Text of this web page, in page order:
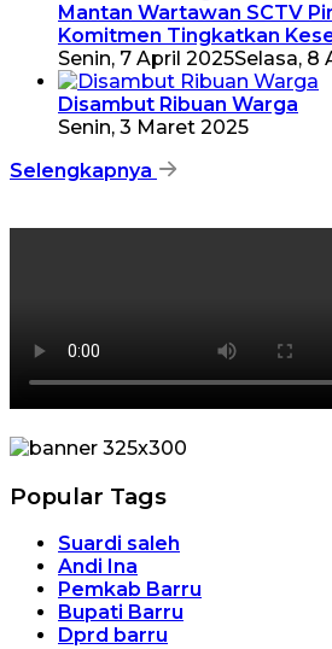
Mantan Wartawan SCTV
Komitmen Tingkatkan
Senin, 7 April 2025Selasa, 8
Disambut Ribuan Warga
Senin, 3 Maret 2025
Selengkapnya
Popular Tags
Suardi saleh
Andi Ina
Pemkab Barru
Bupati Barru
Dprd barru